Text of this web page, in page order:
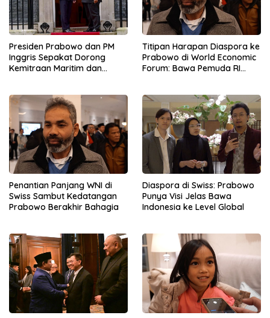
Presiden Prabowo dan PM
Inggris Sepakat Dorong
Kemitraan Maritim dan
Titipan Harapan Diaspora ke
Prabowo di World Economic
Forum: Bawa Pemuda RI
Penantian Panjang WNI di
Swiss Sambut Kedatangan
Prabowo Berakhir Bahagia
Diaspora di Swiss: Prabowo
Punya Visi Jelas Bawa
Indonesia ke Level Global